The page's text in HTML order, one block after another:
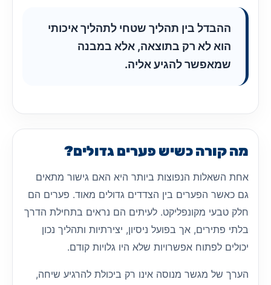
ההבדל בין תהליך שטחי לתהליך איכותי
הוא לא רק בתוצאה, אלא במבנה
שמאפשר להגיע אליה.
מה קורה כשיש פערים גדולים?
אחת השאלות הנפוצות ביותר היא האם גישור מתאים
גם כאשר הפערים בין הצדדים גדולים מאוד. פערים הם
חלק טבעי מקונפליקט. לעיתים הם נראים בתחילת הדרך
בלתי פתירים, אך בפועל ניסיון, יצירתיות ותהליך נכון
יכולים לפתוח אפשרויות שלא היו גלויות קודם.
הערך של מגשר מנוסה אינו רק ביכולת להרגיע שיחה,